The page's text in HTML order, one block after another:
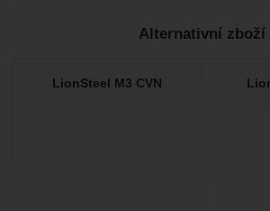
Nebyla přidána žádná
Alternativní zboží
LionSteel M3 CVN